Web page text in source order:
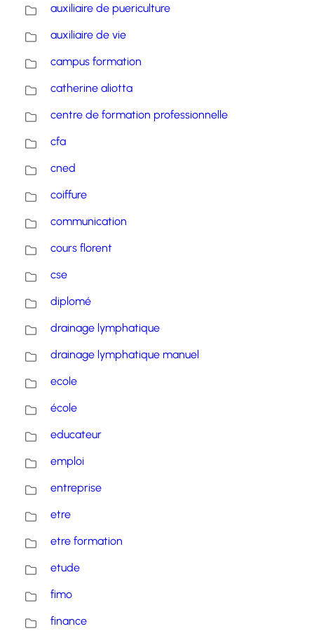
auxiliaire de puericulture
auxiliaire de vie
campus formation
catherine aliotta
centre de formation professionnelle
cfa
cned
coiffure
communication
cours florent
cse
diplomé
drainage lymphatique
drainage lymphatique manuel
ecole
école
educateur
emploi
entreprise
etre
etre formation
etude
fimo
finance